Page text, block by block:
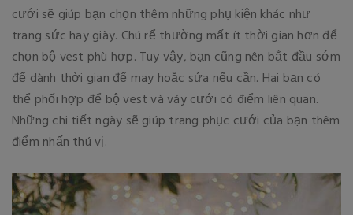
cưới sẽ giúp bạn chọn thêm những phụ kiện khác như
trang sức hay giày. Chú rể thường mất ít thời gian hơn để
chọn bộ vest phù hợp. Tuy vậy, bạn cũng nên bắt đầu sớm
để dành thời gian để may hoặc sửa nếu cần. Hai bạn có
thể phối hợp để bộ vest và váy cưới có điểm liên quan.
Những chi tiết ngày sẽ giúp trang phục cưới của bạn thêm
điểm nhấn thú vị.